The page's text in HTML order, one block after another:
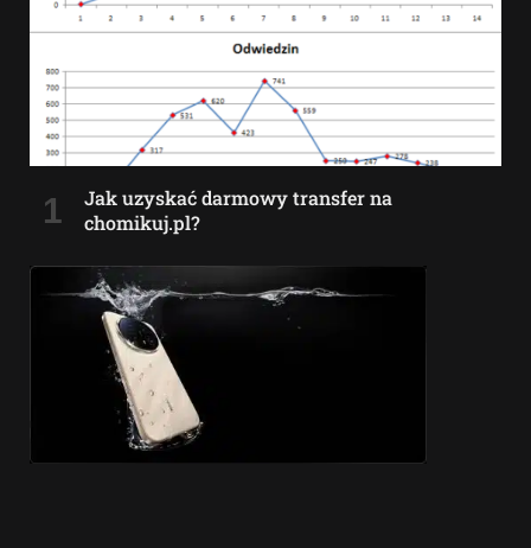
Jak uzyskać darmowy transfer na
chomikuj.pl?